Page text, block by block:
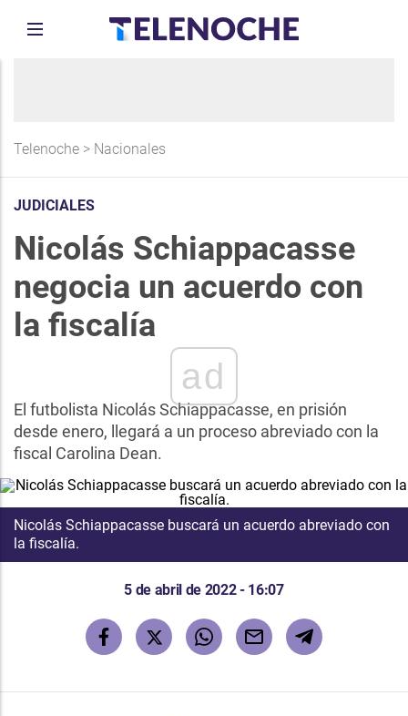
Telenoche > Nacionales
JUDICIALES
Nicolás Schiappacasse
negocia un acuerdo con
la fiscalía
ad
El futbolista Nicolás Schiappacasse, en prisión
desde enero, llegará a un proceso abreviado con la
fiscal Carolina Dean.
Nicolás Schiappacasse buscará un acuerdo abreviado con
la fiscalía.
5 de abril de 2022 - 16:07